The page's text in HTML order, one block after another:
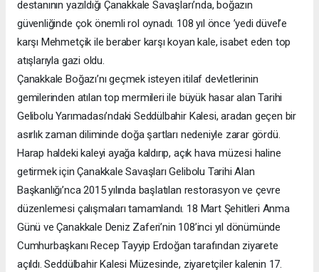
destanının yazıldığı Çanakkale Savaşları’nda, boğazın
güvenliğinde çok önemli rol oynadı. 108 yıl önce ’yedi düvel’e
karşı Mehmetçik ile beraber karşı koyan kale, isabet eden top
atışlarıyla gazi oldu.
Çanakkale Boğazı’nı geçmek isteyen itilaf devletlerinin
gemilerinden atılan top mermileri ile büyük hasar alan Tarihi
Gelibolu Yarımadası’ndaki Seddülbahir Kalesi, aradan geçen bir
asırlık zaman diliminde doğa şartları nedeniyle zarar gördü.
Harap haldeki kaleyi ayağa kaldırıp, açık hava müzesi haline
getirmek için Çanakkale Savaşları Gelibolu Tarihi Alan
Başkanlığı’nca 2015 yılında başlatılan restorasyon ve çevre
düzenlemesi çalışmaları tamamlandı. 18 Mart Şehitleri Anma
Günü ve Çanakkale Deniz Zaferi’nin 108’inci yıl dönümünde
Cumhurbaşkanı Recep Tayyip Erdoğan tarafından ziyarete
açıldı. Seddülbahir Kalesi Müzesinde, ziyaretçiler kalenin 17.